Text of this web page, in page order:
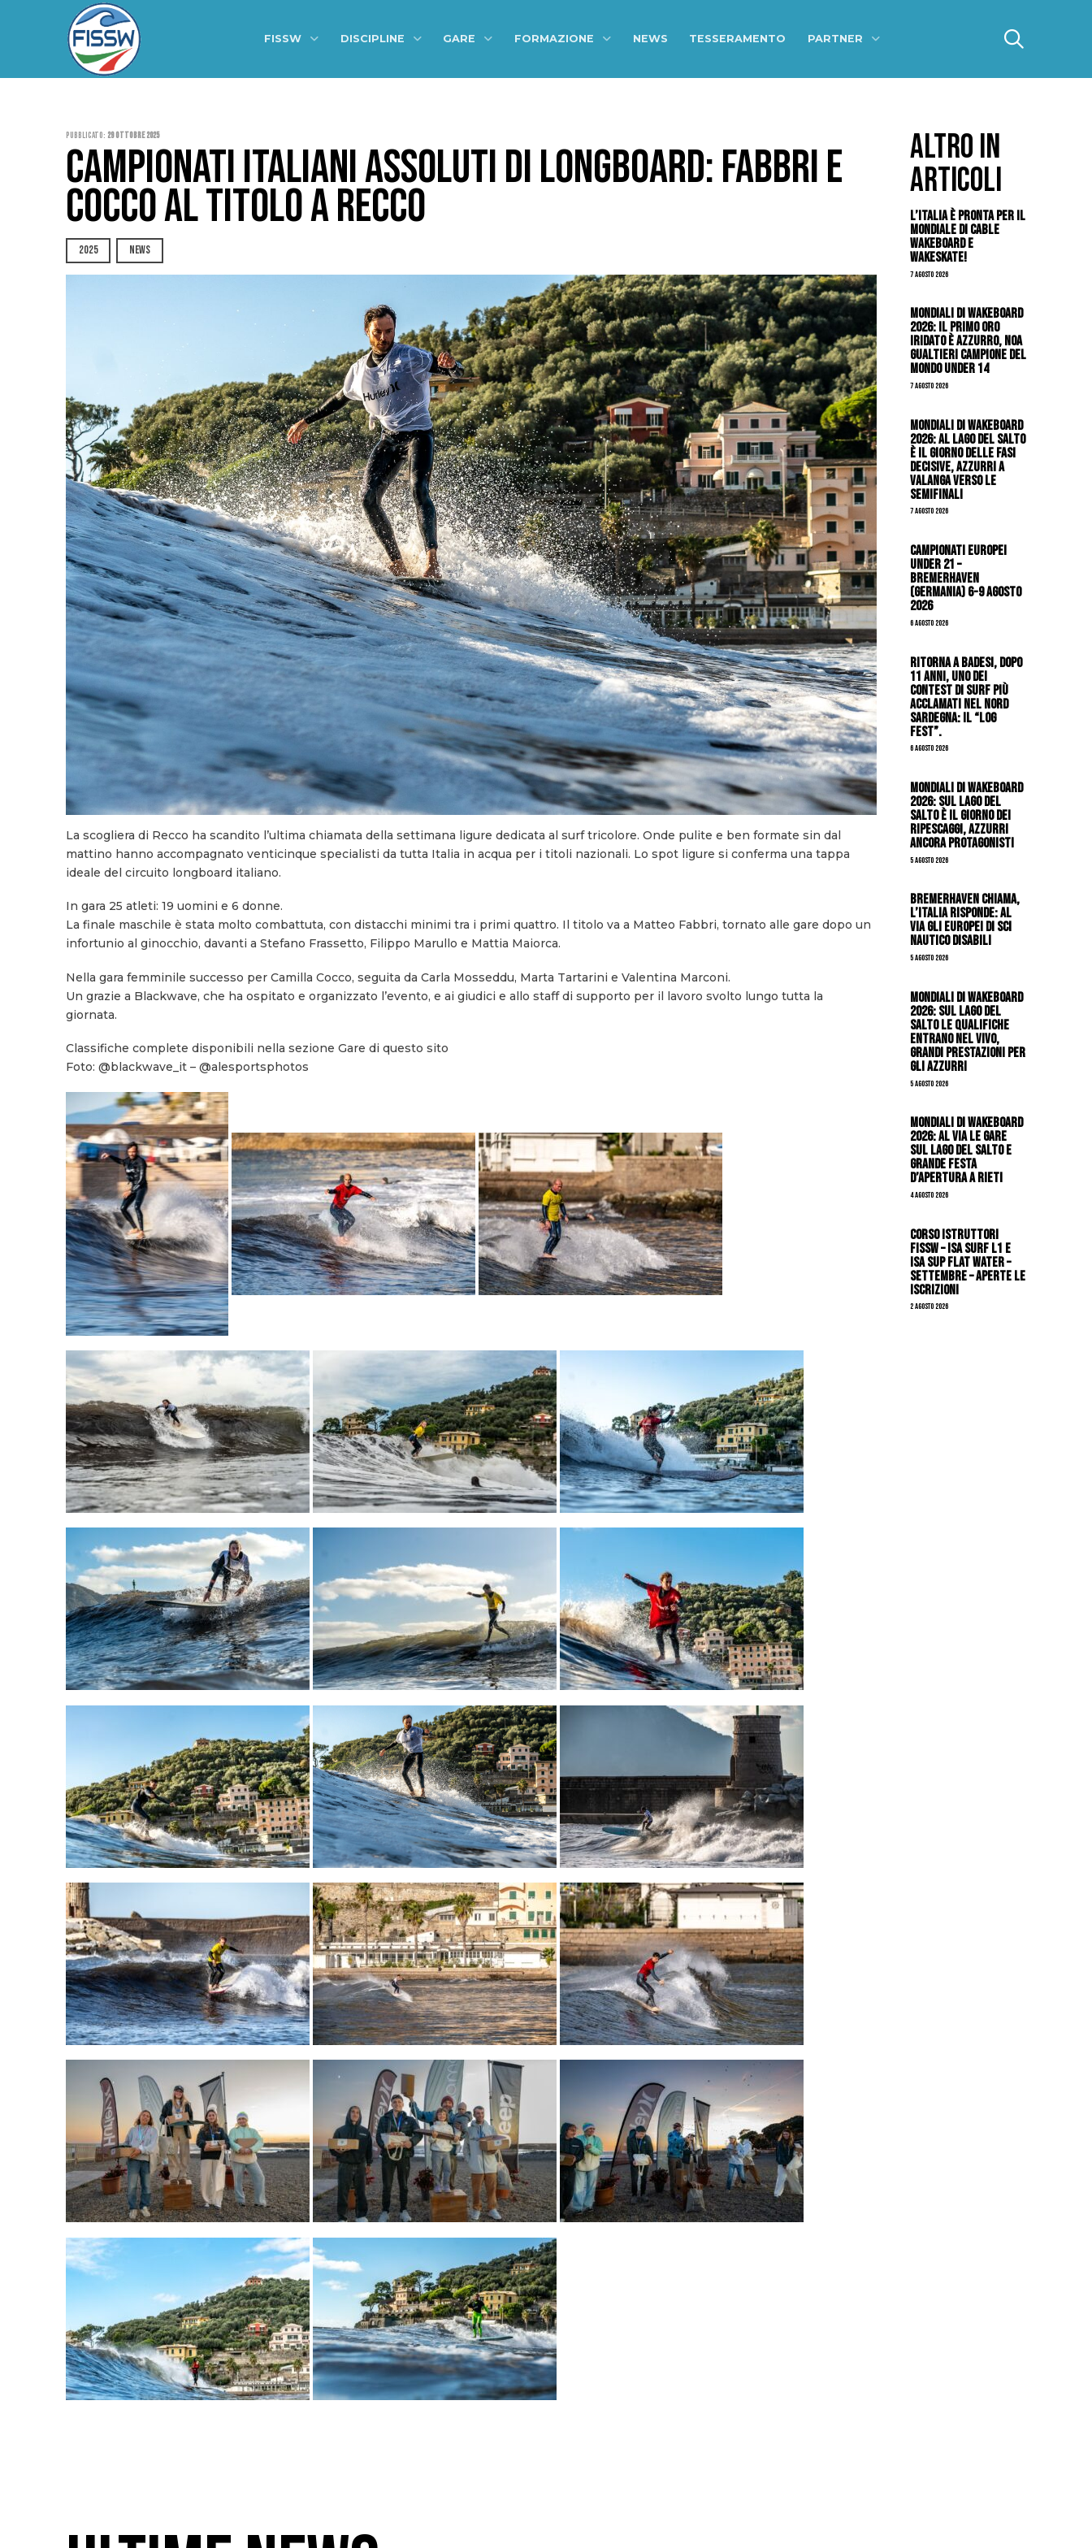
FISSW DISCIPLINE GARE FORMAZIONE NEWS TESSERAMENTO PARTNER
Pubblicato: 29 Ottobre 2025
CAMPIONATI ITALIANI ASSOLUTI DI LONGBOARD: FABBRI E
COCCO AL TITOLO A RECCO
2025 NEWS
La scogliera di Recco ha scandito l’ultima chiamata della settimana ligure dedicata al surf tricolore. Onde pulite e ben formate sin dal
mattino hanno accompagnato venticinque specialisti da tutta Italia in acqua per i titoli nazionali. Lo spot ligure si conferma una tappa
ideale del circuito longboard italiano.
In gara 25 atleti: 19 uomini e 6 donne.
La finale maschile è stata molto combattuta, con distacchi minimi tra i primi quattro. Il titolo va a Matteo Fabbri, tornato alle gare dopo un
infortunio al ginocchio, davanti a Stefano Frassetto, Filippo Marullo e Mattia Maiorca.
Nella gara femminile successo per Camilla Cocco, seguita da Carla Mosseddu, Marta Tartarini e Valentina Marconi.
Un grazie a Blackwave, che ha ospitato e organizzato l’evento, e ai giudici e allo staff di supporto per il lavoro svolto lungo tutta la
giornata.
Classifiche complete disponibili nella sezione Gare di questo sito
Foto: @blackwave_it – @alesportsphotos
ALTRO IN
ARTICOLI
L’Italia è pronta per il
Mondiale di Cable
Wakeboard e
Wakeskate!
7 Agosto 2026
Mondiali di Wakeboard
2026: il primo oro
iridato è azzurro, Noa
Gualtieri campione del
mondo Under 14
7 Agosto 2026
Mondiali di Wakeboard
2026: al Lago del Salto
è il giorno delle fasi
decisive, azzurri a
valanga verso le
semifinali
7 Agosto 2026
Campionati Europei
Under 21 –
Bremerhaven
(Germania) 6-9 agosto
2026
6 Agosto 2026
Ritorna a Badesi, dopo
11 anni, uno dei
contest di surf più
acclamati nel nord
Sardegna: il “Log
Fest”.
6 Agosto 2026
Mondiali di Wakeboard
2026: sul Lago del
Salto è il giorno dei
ripescaggi, azzurri
ancora protagonisti
5 Agosto 2026
Bremerhaven chiama,
l’Italia risponde: al
via gli Europei di Sci
Nautico Disabili
5 Agosto 2026
Mondiali di Wakeboard
2026: sul Lago del
Salto le qualifiche
entrano nel vivo,
grandi prestazioni per
gli azzurri
5 Agosto 2026
Mondiali di Wakeboard
2026: al via le gare
sul Lago del Salto e
grande festa
d’apertura a Rieti
4 Agosto 2026
CORSO ISTRUTTORI
FISSW – ISA SURF L1 e
ISA SUP Flat Water –
SETTEMBRE – APERTE LE
ISCRIZIONI
2 Agosto 2026